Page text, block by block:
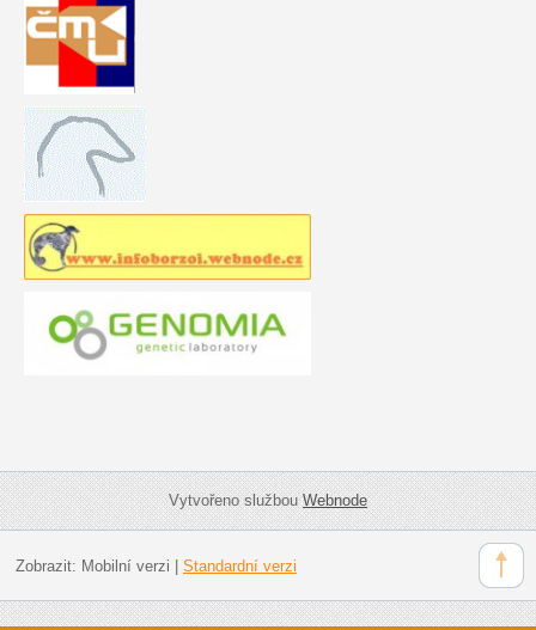
Vytvořeno službouWebnode
Zobrazit: Mobilní verzi Standardní verzi